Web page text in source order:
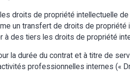
droits de propriété intellectuelle
un transfert de droits de propriété
à des tiers les droits de propriété
la durée du contrat et à titre de
professionnelles internes («